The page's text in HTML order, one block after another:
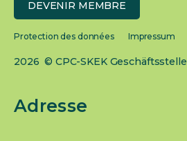
DEVENIR MEMBRE
Protection des données Impressum
2026 © CPC-SKEK Geschäftsstelle
Adresse